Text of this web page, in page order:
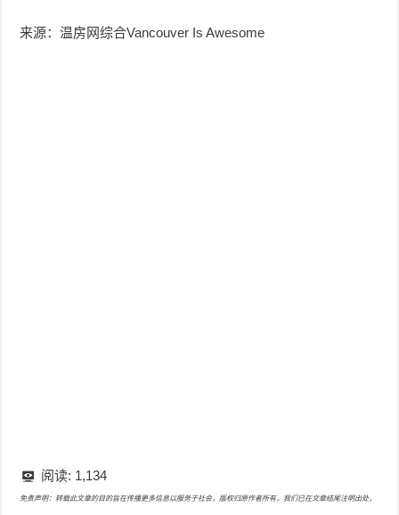
来源：温房网综合Vancouver Is Awesome
阅读: 1,134
免责声明：转载此文章的目的旨在传播更多信息以服务于社会，版权归原作者所有，我们已在文章结尾注明出处，